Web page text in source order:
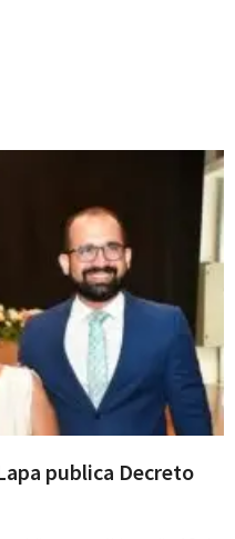
publica Decreto